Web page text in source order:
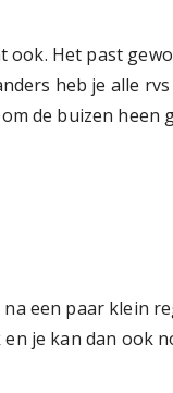
ook. Het past
heb je alle
de buizen heen
een paar klein
je kan dan ook